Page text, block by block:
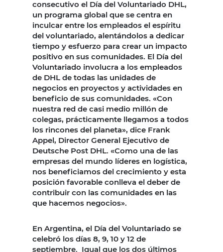
consecutivo el Día del Voluntariado DHL,
un programa global que se centra en
inculcar entre los empleados el espíritu
del voluntariado, alentándolos a dedicar
tiempo y esfuerzo para crear un impacto
positivo en sus comunidades. El Día del
Voluntariado involucra a los empleados
de DHL de todas las unidades de
negocios en proyectos y actividades en
beneficio de sus comunidades. «Con
nuestra red de casi medio millón de
colegas, prácticamente llegamos a todos
los rincones del planeta», dice Frank
Appel, Director General Ejecutivo de
Deutsche Post DHL. «Como una de las
empresas del mundo líderes en logística,
nos beneficiamos del crecimiento y esta
posición favorable conlleva el deber de
contribuir con las comunidades en las
que hacemos negocios».
En Argentina, el Día del Voluntariado se
celebró los días 8, 9, 10 y 12 de
septiembre. Igual que los dos últimos